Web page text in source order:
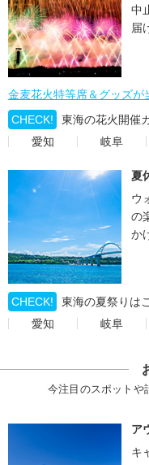
中
届
金麦花火特等席＆グッズが
CHECK!
東海の花火開催
愛知
岐阜
夏
ウ
の
か
CHECK!
東海の夏祭りは
愛知
岐阜
今注目のスポットや
ア
キ